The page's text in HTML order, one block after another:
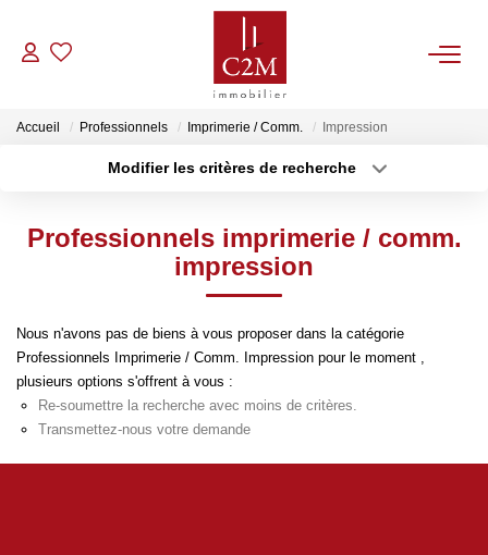
CONTACT
ESTIMATION
BIENS VENDUS
Accueil Professionnels Imprimerie / Comm. Impression
Modifier les critères de recherche
Budget max
Professionnels imprimerie / comm.
impression
Nous n'avons pas de biens à vous proposer dans la catégorie
Professionnels Imprimerie / Comm. Impression pour le moment ,
plusieurs options s'offrent à vous :
Re-soumettre la recherche avec moins de critères.
Transmettez-nous votre demande